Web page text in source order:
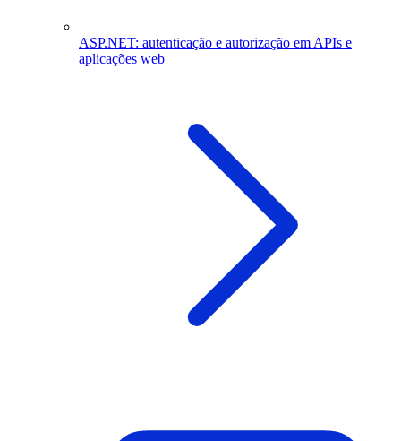
ASP.NET: autenticação e autorização em APIs e
aplicações web